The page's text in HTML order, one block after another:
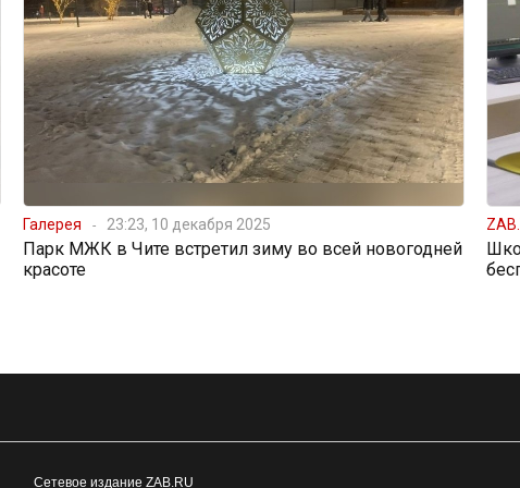
Галерея 23:23, 10 декабря 2025
Парк МЖК в Чите встретил зиму во всей новогодней
красоте
Сетевое издание ZAB.RU